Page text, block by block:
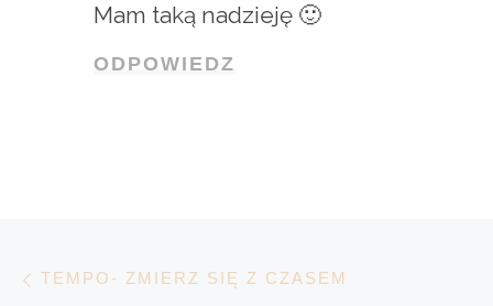
Mam taką nadzieję 🙂
ODPOWIEDZ
Nawigacja wpisu
TEMPO- ZMIERZ SIĘ Z CZASEM